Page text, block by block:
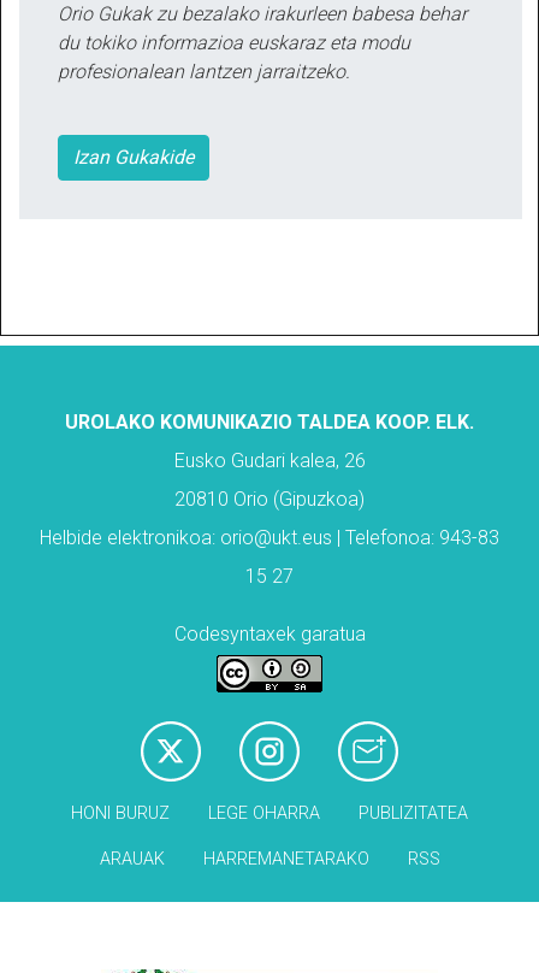
Orio Gukak zu bezalako irakurleen babesa behar
du tokiko informazioa euskaraz eta modu
profesionalean lantzen jarraitzeko.
Izan Gukakide
UROLAKO KOMUNIKAZIO TALDEA KOOP. ELK.
Eusko Gudari kalea, 26
20810 Orio (Gipuzkoa)
Helbide elektronikoa: orio@ukt.eus | Telefonoa: 943-83
15 27
Codesyntaxek garatua
HONI BURUZ LEGE OHARRA PUBLIZITATEA
ARAUAK HARREMANETARAKO RSS